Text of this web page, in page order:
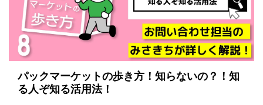
パックマーケットの歩き方！知らないの？！知
る人ぞ知る活用法！